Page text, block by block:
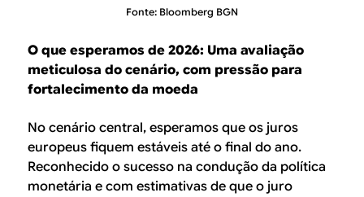
Fonte: Bloomberg BGN
O que esperamos de 2026: Uma avaliação
meticulosa do cenário, com pressão para
fortalecimento da moeda
No cenário central, esperamos que os juros
europeus fiquem estáveis até o final do ano.
Reconhecido o sucesso na condução da política
monetária e com estimativas de que o juro